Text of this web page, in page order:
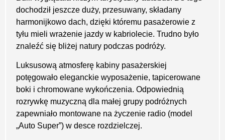
dochodził jeszcze duży, przesuwany, składany
harmonijkowo dach, dzięki któremu pasażerowie z
tyłu mieli wrażenie jazdy w kabriolecie. Trudno było
znaleźć się bliżej natury podczas podróży.
Luksusową atmosferę kabiny pasażerskiej
potęgowało eleganckie wyposażenie, tapicerowane
boki i chromowane wykończenia. Odpowiednią
rozrywkę muzyczną dla małej grupy podróżnych
zapewniało montowane na życzenie radio (model
„Auto Super”) w desce rozdzielczej.